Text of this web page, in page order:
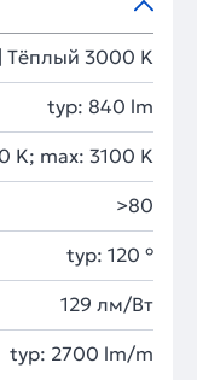
Тёплый 3000 K
typ: 840 lm
K; max: 3100 K
>80
typ: 120 °
129 лм/Вт
typ: 2700 lm/m